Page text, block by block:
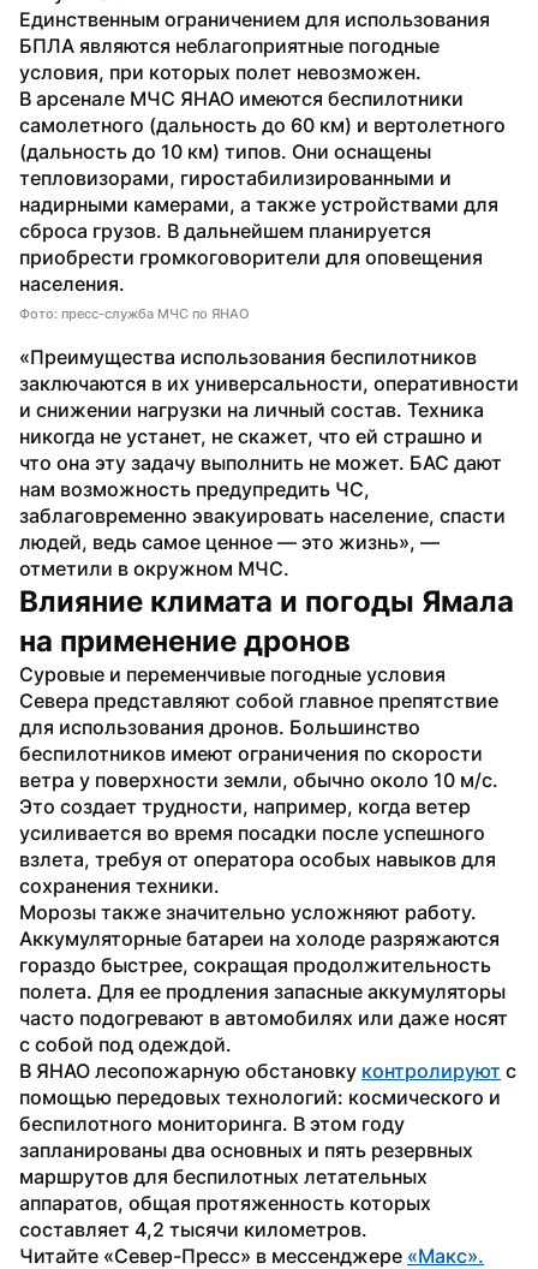
Единственным ограничением для использования
БПЛА являются неблагоприятные погодные
условия, при которых полет невозможен.
В арсенале МЧС ЯНАО имеются беспилотники
самолетного (дальность до 60 км) и вертолетного
(дальность до 10 км) типов. Они оснащены
тепловизорами, гиростабилизированными и
надирными камерами, а также устройствами для
сброса грузов. В дальнейшем планируется
приобрести громкоговорители для оповещения
населения.
Фото: пресс-служба МЧС по ЯНАО
«Преимущества использования беспилотников
заключаются в их универсальности, оперативности
и снижении нагрузки на личный состав. Техника
никогда не устанет, не скажет, что ей страшно и
что она эту задачу выполнить не может. БАС дают
нам возможность предупредить ЧС,
заблаговременно эвакуировать население, спасти
людей, ведь самое ценное — это жизнь», —
отметили в окружном МЧС.
Влияние климата и погоды Ямала
на применение дронов
Суровые и переменчивые погодные условия
Севера представляют собой главное препятствие
для использования дронов. Большинство
беспилотников имеют ограничения по скорости
ветра у поверхности земли, обычно около 10 м/с.
Это создает трудности, например, когда ветер
усиливается во время посадки после успешного
взлета, требуя от оператора особых навыков для
сохранения техники.
Морозы также значительно усложняют работу.
Аккумуляторные батареи на холоде разряжаются
гораздо быстрее, сокращая продолжительность
полета. Для ее продления запасные аккумуляторы
часто подогревают в автомобилях или даже носят
с собой под одеждой.
В ЯНАО лесопожарную обстановку контролируют с
помощью передовых технологий: космического и
беспилотного мониторинга. В этом году
запланированы два основных и пять резервных
маршрутов для беспилотных летательных
аппаратов, общая протяженность которых
составляет 4,2 тысячи километров.
Читайте «Север-Пресс» в мессенджере «Макс».